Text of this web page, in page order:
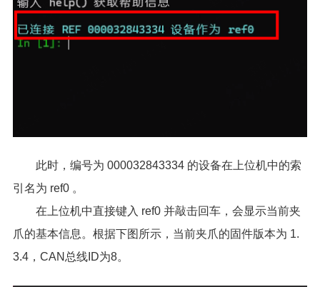
此时，编号为 000032843334 的设备在上位机中的索
引名为 ref0 。
在上位机中直接键入 ref0 并敲击回车，会显示当前夹
爪的基本信息。根据下图所示，当前夹爪的固件版本为 1.
3.4，CAN总线ID为8。